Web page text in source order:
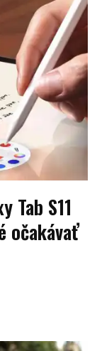
Tab S11
očakávať